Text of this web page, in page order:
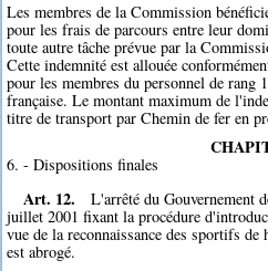
Les membres de la Commission
pour les frais de parcours entre leur
toute autre tâche prévue par la
Cette indemnité est allouée
pour les membres du personnel de rang
française. Le montant maximum de
titre de transport par Chemin de fer en
6. - Dispositions finales
Art. 12.
L'arrêté du Gouvernement
juillet 2001 fixant la procédure
vue de la reconnaissance des sportifs
est abrogé.